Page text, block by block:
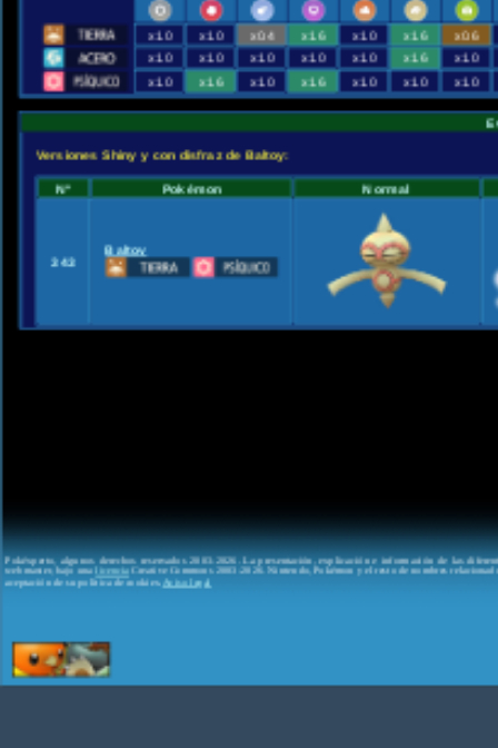
x1.0 x1.0 x0.4 x1.6 x1.0 x1.6
x0.6
x1.0
x1.0 x1.0 x1.0 x1.0 x1.6
x1.0
x1.0
x1.6 x1.0 x1.6 x1.0 x1.0 x1.0
Versiones Shiny y con disfraz de Baltoy:
Nº Pokémon Normal
343
Baltoy
Pokéxperto, algunos derechos reservados 2003-2026. La presentación, explicación e información de las
webmaster, bajo una licenciaCreative Commons 2003-2026. Nintendo, Pokémon y el resto de nombres
aceptación de su política de cookies. Aviso legal